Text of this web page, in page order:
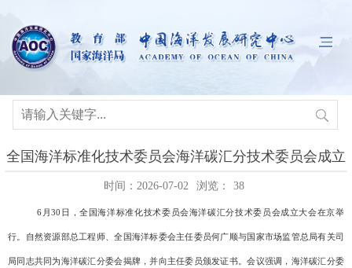
全国海洋标准化技术委员会海洋碳汇分技术委员会成立
时间：2026-07-02 浏览： 38
6 月30 日，全国海洋标准化技术委员会海洋碳汇分技术委员会成立大会在京举
行。自然资源部总工程师、全国海洋标委会主任委员何广顺与国家市场监管总局有关司
局同志共同为海洋碳汇分委会揭牌，并向主任委员颁发证书。会议强调，海洋碳汇分委